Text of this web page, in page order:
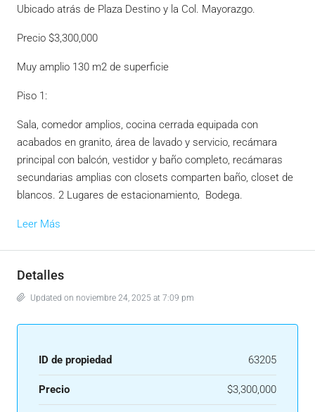
Ubicado atrás de Plaza Destino y la Col. Mayorazgo.
Precio $3,300,000
Muy amplio 130 m2 de superficie
Piso 1:
Sala, comedor amplios, cocina cerrada equipada con
acabados en granito, área de lavado y servicio, recámara
principal con balcón, vestidor y baño completo, recámaras
secundarias amplias con closets comparten baño, closet de
blancos. 2 Lugares de estacionamiento, Bodega.
Leer Más
Detalles
Updated on noviembre 24, 2025 at 7:09 pm
ID de propiedad 63205
Precio $3,300,000